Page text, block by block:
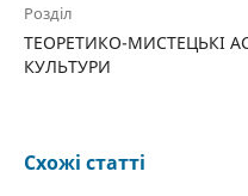
Розділ
ТЕОРЕТИКО-МИСТЕЦЬКІ
КУЛЬТУРИ
Схожі статті